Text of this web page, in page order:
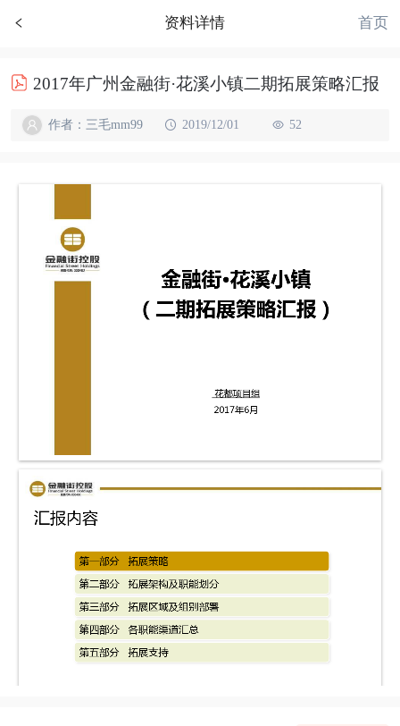
资料详情 首页
2017年广州金融街·花溪小镇二期拓展策略汇报
作者：三毛mm99 2019/12/01 52